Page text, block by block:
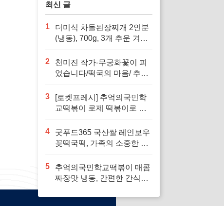
최신 글
1
더미식 차돌된장찌개 2인분
(냉동), 700g, 3개 추운 겨울
편한 요리
2
천미진 작가-무궁화꽃이 피
었습니다/떡국의 마음/ 추석
가능) -사은품-로 가족과 함
께 따뜻한 추억을 만들어보
3
[로켓프레시] 추억의국민학
교떡볶이 로제 떡볶이로 인
보세요
4
굿푸드365 국산쌀 레인보우
꽃떡국떡, 가족의 소중한 명
5
추억의국민학교떡볶이 매콤
짜장맛 냉동, 간편한 간식으